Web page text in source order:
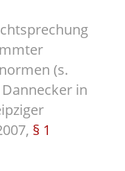
(s.
in
§ 1